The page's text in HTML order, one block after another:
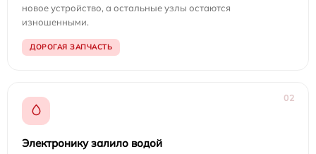
новое устройство, а остальные узлы остаются
изношенными.
ДОРОГАЯ ЗАПЧАСТЬ
02
Электронику залило водой